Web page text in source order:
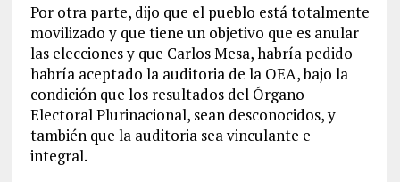
Por otra parte, dijo que el pueblo está totalmente
movilizado y que tiene un objetivo que es anular
las elecciones y que Carlos Mesa, habría pedido
habría aceptado la auditoria de la OEA, bajo la
condición que los resultados del Órgano
Electoral Plurinacional, sean desconocidos, y
también que la auditoria sea vinculante e
integral.